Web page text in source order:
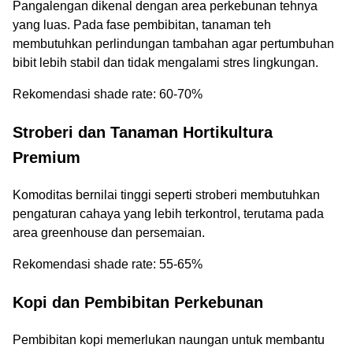
Pangalengan dikenal dengan area perkebunan tehnya
yang luas. Pada fase pembibitan, tanaman teh
membutuhkan perlindungan tambahan agar pertumbuhan
bibit lebih stabil dan tidak mengalami stres lingkungan.
Rekomendasi shade rate: 60-70%
Stroberi dan Tanaman Hortikultura
Premium
Komoditas bernilai tinggi seperti stroberi membutuhkan
pengaturan cahaya yang lebih terkontrol, terutama pada
area greenhouse dan persemaian.
Rekomendasi shade rate: 55-65%
Kopi dan Pembibitan Perkebunan
Pembibitan kopi memerlukan naungan untuk membantu